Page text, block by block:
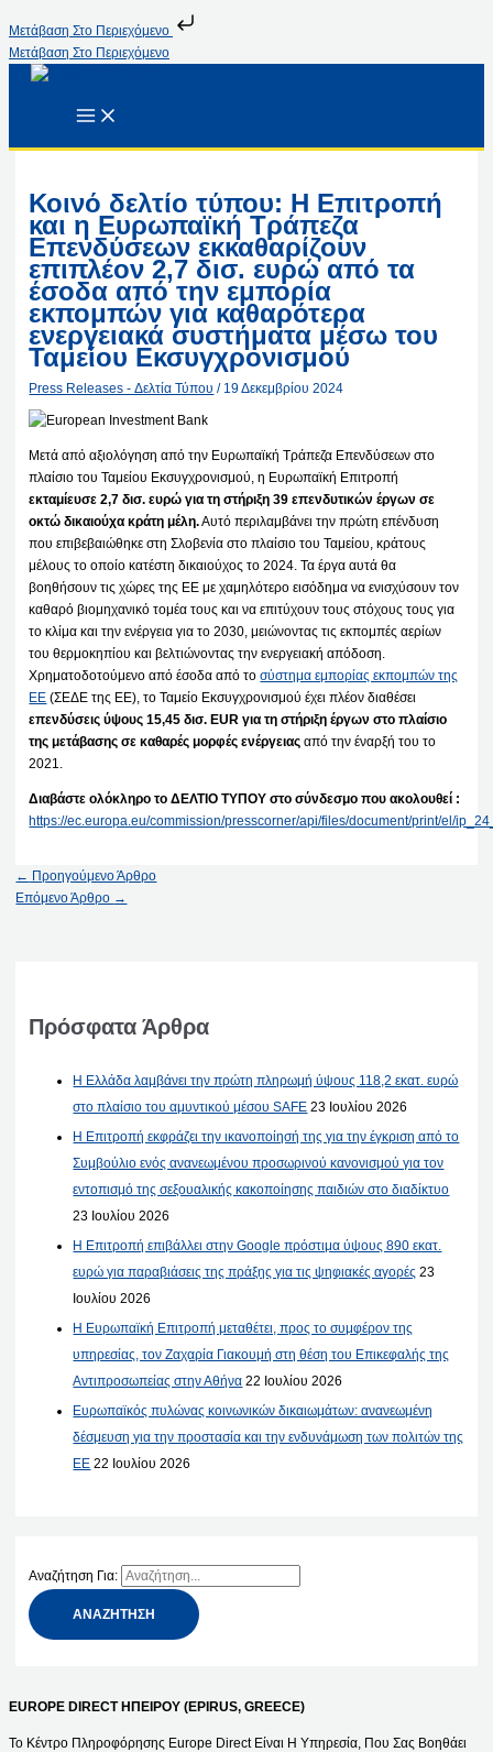
Μετάβαση Στο Περιεχόμενο
Μετάβαση Στο Περιεχόμενο
Κοινό δελτίο τύπου: Η Επιτροπή
και η Ευρωπαϊκή Τράπεζα
Επενδύσεων εκκαθαρίζουν
επιπλέον 2,7 δισ. ευρώ από τα
έσοδα από την εμπορία
εκπομπών για καθαρότερα
ενεργειακά συστήματα μέσω του
Ταμείου Εκσυγχρονισμού
Press Releases - Δελτία Τύπου / 19 Δεκεμβρίου 2024
Μετά από αξιολόγηση από την Ευρωπαϊκή Τράπεζα Επενδύσεων στο
πλαίσιο του Ταμείου Εκσυγχρονισμού, η Ευρωπαϊκή Επιτροπή
εκταμίευσε 2,7 δισ. ευρώ για τη στήριξη 39 επενδυτικών έργων σε
οκτώ δικαιούχα κράτη μέλη.Αυτό περιλαμβάνει την πρώτη επένδυση
που επιβεβαιώθηκε στη Σλοβενία στο πλαίσιο του Ταμείου, κράτους
μέλους το οποίο κατέστη δικαιούχος το 2024. Τα έργα αυτά θα
βοηθήσουν τις χώρες της ΕΕ με χαμηλότερο εισόδημα να ενισχύσουν τον
καθαρό βιομηχανικό τομέα τους και να επιτύχουν τους στόχους τους για
το κλίμα και την ενέργεια για το 2030, μειώνοντας τις εκπομπές αερίων
του θερμοκηπίου και βελτιώνοντας την ενεργειακή απόδοση.
Χρηματοδοτούμενο από έσοδα από τοσύστημα εμπορίας εκπομπών της
ΕΕ (ΣΕΔΕ της ΕΕ), το Ταμείο Εκσυγχρονισμού έχει πλέον διαθέσει
επενδύσεις ύψους 15,45 δισ. EUR για τη στήριξη έργων στο πλαίσιο
της μετάβασης σε καθαρές μορφές ενέργειας από την έναρξή του το
2021.
Διαβάστε ολόκληρο το ΔΕΛΤΙΟ ΤΥΠΟΥ στο σύνδεσμο που ακολουθεί :
https://ec.europa.eu/commission/presscorner/api/files/document/print/el/
← Προηγούμενο Άρθρο
Επόμενο Άρθρο →
Πρόσφατα Άρθρα
Η Ελλάδα λαμβάνει την πρώτη πληρωμή ύψους 118,2 εκατ. ευρώ
στο πλαίσιο του αμυντικού μέσου SAFE 23 Ιουλίου 2026
Η Επιτροπή εκφράζει την ικανοποίησή της για την έγκριση από το
Συμβούλιο ενός ανανεωμένου προσωρινού κανονισμού για τον
εντοπισμό της σεξουαλικής κακοποίησης παιδιών στο διαδίκτυο
23 Ιουλίου 2026
Η Επιτροπή επιβάλλει στην Google πρόστιμα ύψους 890 εκατ.
ευρώ για παραβιάσεις της πράξης για τις ψηφιακές αγορές 23
Ιουλίου 2026
Η Ευρωπαϊκή Επιτροπή μεταθέτει, προς το συμφέρον της
υπηρεσίας, τον Ζαχαρία Γιακουμή στη θέση του Επικεφαλής της
Αντιπροσωπείας στην Αθήνα 22 Ιουλίου 2026
Ευρωπαϊκός πυλώνας κοινωνικών δικαιωμάτων: ανανεωμένη
δέσμευση για την προστασία και την ενδυνάμωση των πολιτών της
ΕΕ 22 Ιουλίου 2026
Αναζήτηση Για:
EUROPE DIRECT ΗΠΕΙΡΟΥ (EPIRUS, GREECE)
Το Κέντρο Πληροφόρησης Europe Direct Είναι Η Υπηρεσία, Που Σας Βοηθάει